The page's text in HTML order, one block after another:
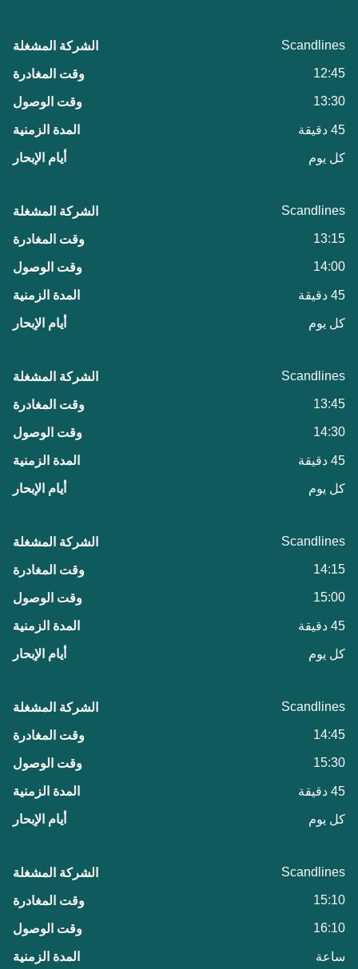
Scandlines
12:45
13:30
45 دقيقة
كل يوم
Scandlines
13:15
14:00
45 دقيقة
كل يوم
Scandlines
13:45
14:30
45 دقيقة
كل يوم
Scandlines
14:15
15:00
45 دقيقة
كل يوم
Scandlines
14:45
15:30
45 دقيقة
كل يوم
Scandlines
15:10
16:10
ساعة